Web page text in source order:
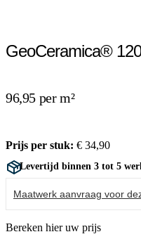
GeoCeramica®
96,95 per m²
Prijs per stuk: € 34,90
Levertijd binnen 3 tot 5
Maatwerk aanvraag voor
Bereken hier uw prijs